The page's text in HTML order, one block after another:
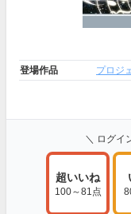
登場作品 プロジ
＼ ログイ
超いいね
100～81点